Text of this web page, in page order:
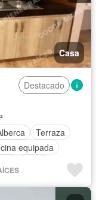
Casa
Destacado
Terraza
equipada
Permite mascotas